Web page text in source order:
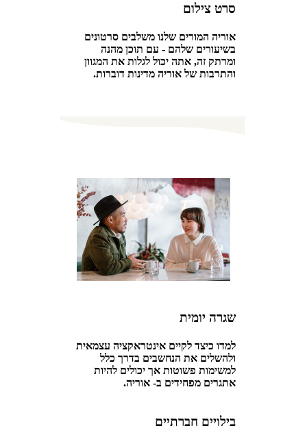
סרט צילום
אוריה המורים שלנו משלבים סרטונים
בשיעורים שלהם - עם תוכן מהנה
ומרתק זה, אתה יכול לגלות את המגוון
והתרבות של אוריה מדינות דוברות.
שגרה יומית
למדו כיצד לקיים אינטראקציה עצמאית
ולהשלים את הנחשבים בדרך כלל
למשימות פשוטות אך יכולים להיות
אתגרים מפחידים ב- אוריה.
בילויים חברתיים